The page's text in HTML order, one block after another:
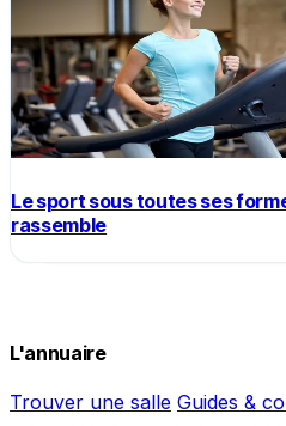
Le sport sous toutes ses
rassemble
L'annuaire
Trouver une salle Guides &